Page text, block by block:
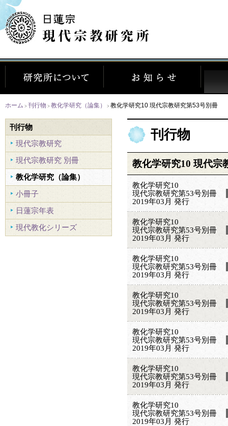
ホーム > 刊行物 > 教化学研究（論集） > 教化学研究10 現代宗教研究第53号別冊
刊行物
教化学研究10 現代宗
教化学研究10
現代宗教研究第53号別冊
2019年03月 発行
教化学研究10
現代宗教研究第53号別冊
2019年03月 発行
教化学研究10
現代宗教研究第53号別冊
2019年03月 発行
教化学研究10
現代宗教研究第53号別冊
2019年03月 発行
教化学研究10
現代宗教研究第53号別冊
2019年03月 発行
教化学研究10
現代宗教研究第53号別冊
2019年03月 発行
教化学研究10
現代宗教研究第53号別冊
2019年03月 発行
刊行物
現代宗教研究
現代宗教研究 別冊
教化学研究（論集）
小冊子
日蓮宗年表
現代教化シリーズ